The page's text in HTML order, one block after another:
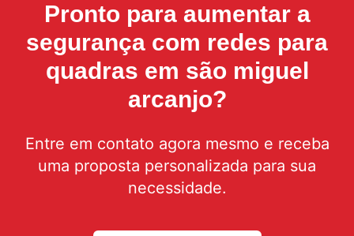
Pronto para aumentar a
segurança com redes para
quadras em são miguel
arcanjo?
Entre em contato agora mesmo e receba
uma proposta personalizada para sua
necessidade.